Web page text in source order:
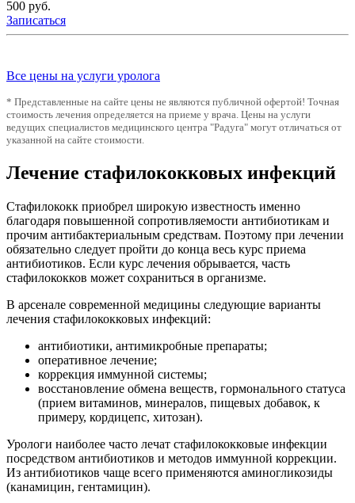
500 руб.
Записаться
Все цены на услуги уролога
* Представленные на сайте цены не являются публичной офертой! Точная
стоимость лечения определяется на приеме у врача. Цены на услуги
ведущих специалистов медицинского центра "Радуга" могут отличаться от
указанной на сайте стоимости.
Лечение стафилококковых инфекций
Стафилококк приобрел широкую известность именно
благодаря повышенной сопротивляемости антибиотикам и
прочим антибактериальным средствам. Поэтому при лечении
обязательно следует пройти до конца весь курс приема
антибиотиков. Если курс лечения обрывается, часть
стафилококков может сохраниться в организме.
В арсенале современной медицины следующие варианты
лечения стафилококковых инфекций:
антибиотики, антимикробные препараты;
оперативное лечение;
коррекция иммунной системы;
восстановление обмена веществ, гормонального статуса
(прием витаминов, минералов, пищевых добавок, к
примеру, кордицепс, хитозан).
Урологи наиболее часто лечат стафилококковые инфекции
посредством антибиотиков и методов иммунной коррекции.
Из антибиотиков чаще всего применяются аминогликозиды
(канамицин, гентамицин).